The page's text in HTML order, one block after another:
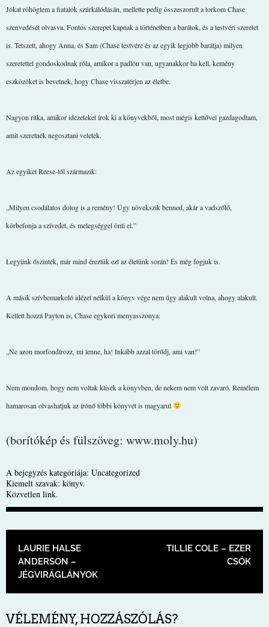
Jókat röhögtem a fiatalok szúrkálódásán, mellette pedig összeszorult a torkom Chase
szenvedését olvasva. Fontos szerepet kapnak a történetben a barátok, és a testvéri szeretet
is. Tetszett, ahogy Anna, és Sam (Chase testvére és az egyik legjobb barátja) milyen
szeretettel gondoskodnak róla, amikor a padlón van, ugyanakkor ha kell, kemény
eszközöket is bevetnek, hogy Chase visszatérjen az életbe.
Nagyon ritka, amikor idézeteket írok ki a könyvekből, most mégis kettővel gazdagodtam,
amit szeretnék negosztani veletek.
Az egyiket Reese-től származik:
„Milyen csodálatos dolog is a remény! Úgy növekszik benned, akár a vadszőlő,
körbefonja a szívedet, és melegséggel önti el.”
Legyünk őszinték, már mind éreztük ezt az életünk során! És még fogjuk is.
A másik szívbemarkoló idézet nélkül a könyv vége nem úgy alakult volna, ahogy alakult.
Kellett hozzá Payton is, Chase egykori menyasszonya:
„Ne azon morfondírozz, mi lenne, ha! Inkább azzal törődj, ami van!”
Nem mondom, hogy nem voltak klisék a könyvben, de nekem nem volt zavaró. Remélem
hamarosan olvashatjuk az írónő többi könyvét is magyarul
(borítókép és fülszöveg: www.moly.hu)
A bejegyzés kategóriája: Uncategorized
Kiemelt szavak: könyv.
Közvetlen link.
BEJEGYZÉS NAVIGÁCIÓ
LAURIE HALSE
ANDERSON –
JÉGVIRÁGLÁNYOK
TILLIE COLE – EZER
CSÓK
VÉLEMÉNY, HOZZÁSZÓLÁS?